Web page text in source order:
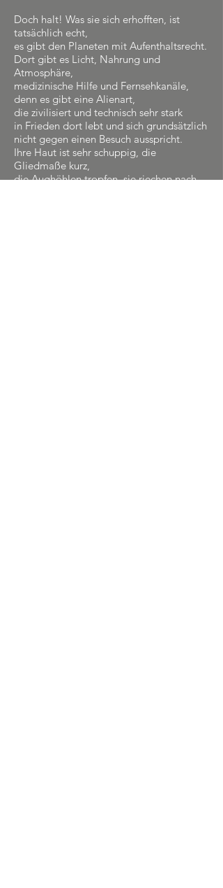
Doch halt! Was sie sich erhofften, ist
tatsächlich echt,
es gibt den Planeten mit Aufenthaltsrecht.
Dort gibt es Licht, Nahrung und
Atmosphäre,
medizinische Hilfe und Fernsehkanäle,
denn es gibt eine Alienart,
die zivilisiert und technisch sehr stark
in Frieden dort lebt und sich grundsätzlich
nicht gegen einen Besuch ausspricht.
Ihre Haut ist sehr schuppig, die
Gliedmaße kurz,
die Aughöhlen tropfen, sie riechen nach